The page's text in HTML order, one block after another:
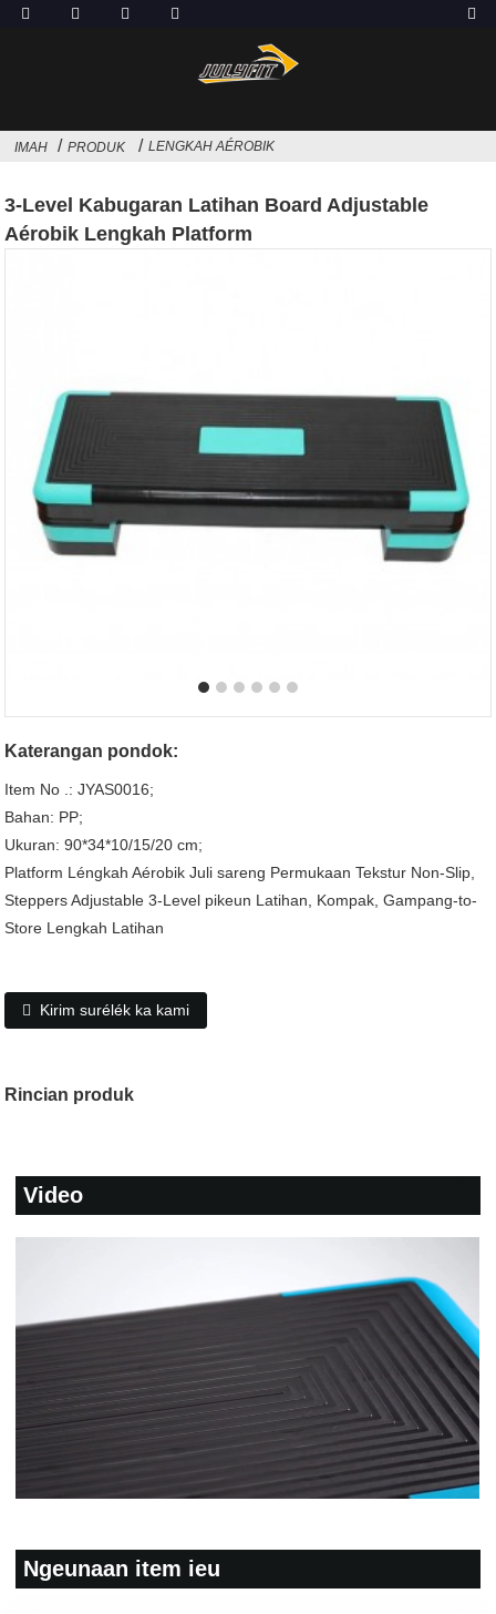
IMAH PRODUK LENGKAH AÉROBIK
3-Level Kabugaran Latihan Board Adjustable
Aérobik Lengkah Platform
Katerangan pondok:
Item No .: JYAS0016;
Bahan: PP;
Ukuran: 90*34*10/15/20 cm;
Platform Léngkah Aérobik Juli sareng Permukaan Tekstur Non-Slip,
Steppers Adjustable 3-Level pikeun Latihan, Kompak, Gampang-to-
Store Lengkah Latihan
Kirim surélék ka kami
Rincian produk
Video
Ngeunaan item ieu